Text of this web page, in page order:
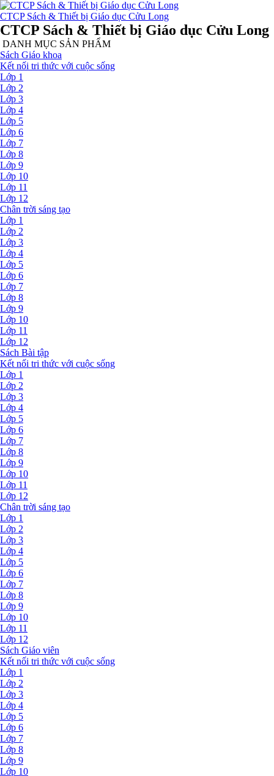
CTCP Sách & Thiết bị Giáo dục Cửu Long
CTCP Sách & Thiết bị Giáo dục Cửu Long
DANH MỤC SẢN PHẨM
Sách Giáo khoa
Kết nối tri thức với cuộc sống
Lớp 1
Lớp 2
Lớp 3
Lớp 4
Lớp 5
Lớp 6
Lớp 7
Lớp 8
Lớp 9
Lớp 10
Lớp 11
Lớp 12
Chân trời sáng tạo
Lớp 1
Lớp 2
Lớp 3
Lớp 4
Lớp 5
Lớp 6
Lớp 7
Lớp 8
Lớp 9
Lớp 10
Lớp 11
Lớp 12
Sách Bài tập
Kết nối tri thức với cuộc sống
Lớp 1
Lớp 2
Lớp 3
Lớp 4
Lớp 5
Lớp 6
Lớp 7
Lớp 8
Lớp 9
Lớp 10
Lớp 11
Lớp 12
Chân trời sáng tạo
Lớp 1
Lớp 2
Lớp 3
Lớp 4
Lớp 5
Lớp 6
Lớp 7
Lớp 8
Lớp 9
Lớp 10
Lớp 11
Lớp 12
Sách Giáo viên
Kết nối tri thức với cuộc sống
Lớp 1
Lớp 2
Lớp 3
Lớp 4
Lớp 5
Lớp 6
Lớp 7
Lớp 8
Lớp 9
Lớp 10